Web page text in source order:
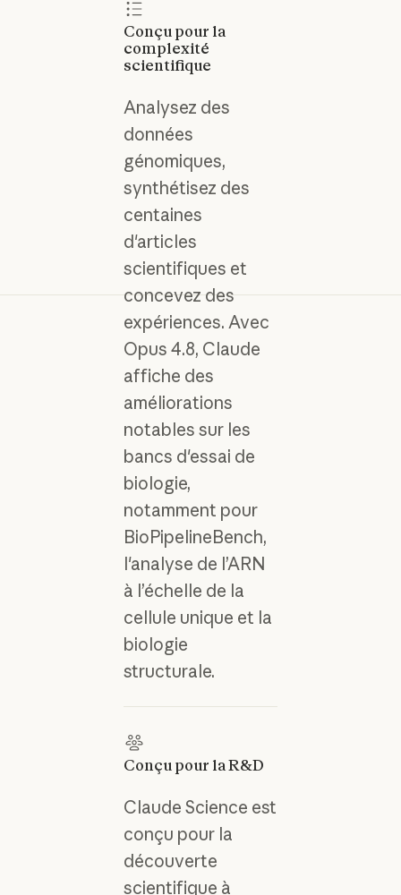
Conçu pour la
complexité
scientifique
Analysez des
données
génomiques,
synthétisez des
centaines
d'articles
scientifiques et
concevez des
expériences. Avec
Opus 4.8, Claude
affiche des
améliorations
notables sur les
bancs d'essai de
biologie,
notamment pour
BioPipelineBench,
l'analyse de l’ARN
à l’échelle de la
cellule unique et la
biologie
structurale.
Conçu pour la R&D
Claude Science est
conçu pour la
découverte
scientifique à